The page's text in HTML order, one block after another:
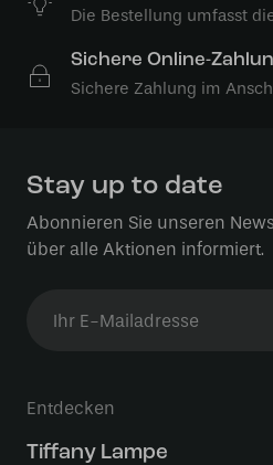
Die Bestellung umfasst
Sichere Online-
Sichere Zahlung im
Stay up to date
Abonnieren Sie unseren
über alle Aktionen informiert.
Entdecken
Tiffany Lampe